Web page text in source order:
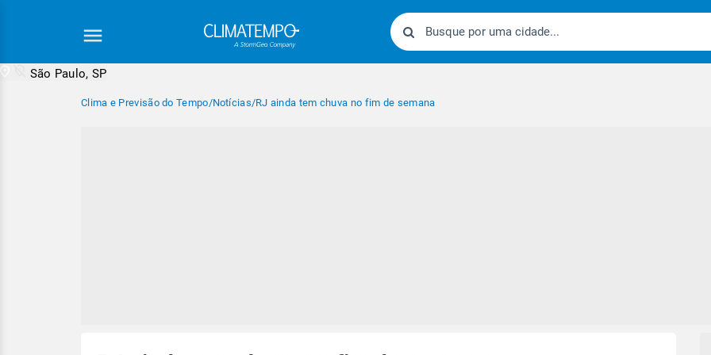
São Paulo, SP
Clima e Previsão do Tempo/Notícias/RJ ainda tem chuva no fim de semana